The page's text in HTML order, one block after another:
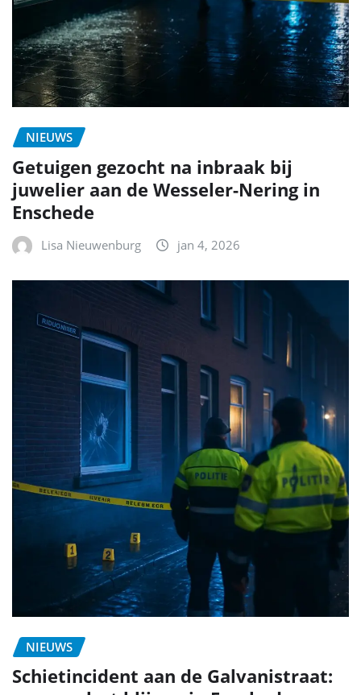
NIEUWS
Getuigen gezocht na inbraak bij
juwelier aan de Wesseler-Nering in
Enschede
Lisa Nieuwenburg jan 4, 2026
NIEUWS
Schietincident aan de Galvanistraat: